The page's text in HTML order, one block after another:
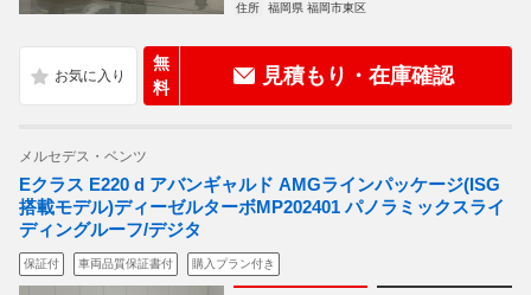
住所
福岡県 福岡市東区
無
料
見積もり・在庫確認
メルセデス・ベンツ
Eクラス E220 d アバンギャルド AMGラインパッケージ(ISG
搭載モデル)ディーゼルターボMP202401 パノラミックスライ
ディングルーフ/デジタ
保証付 車両品質保証書付 購入プラン付き